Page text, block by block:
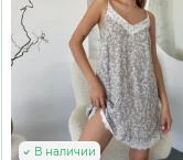
В наличии